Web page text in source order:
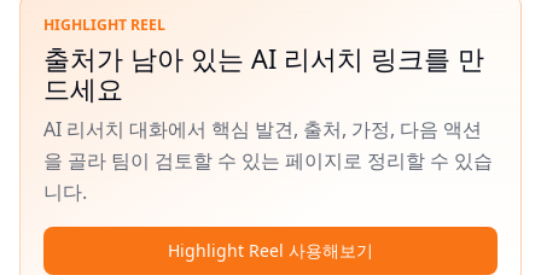
HIGHLIGHT REEL
출처가 남아 있는 AI 리서치 링크를 만
드세요
AI 리서치 대화에서 핵심 발견, 출처, 가정, 다음 액션
을 골라 팀이 검토할 수 있는 페이지로 정리할 수 있습
니다.
Highlight Reel 사용해보기